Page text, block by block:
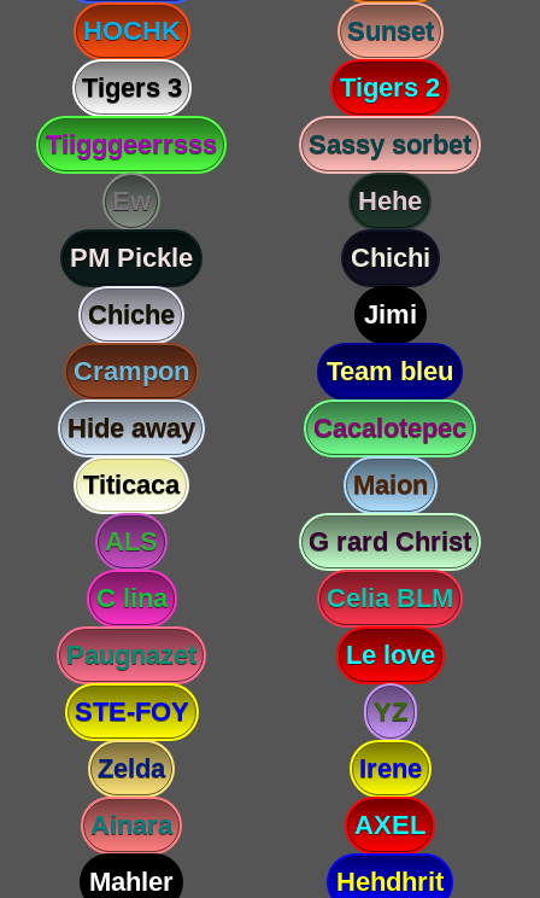
HOCHK
Sunset
Tigers 3
Tigers 2
Tiigggeerrsss
Sassy sorbet
Ew
Hehe
PM Pickle
Chichi
Chiche
Jimi
Crampon
Team bleu
Hide away
Cacalotepec
Titicaca
Maion
ALS
G rard Christ
C lina
Celia BLM
Paugnazet
Le love
STE-FOY
YZ
Zelda
Irene
Ainara
AXEL
Mahler
Hehdhrit